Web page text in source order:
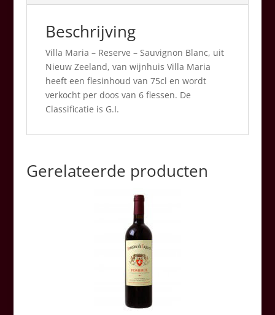
Beschrijving
Villa Maria – Reserve – Sauvignon Blanc, uit
Nieuw Zeeland, van wijnhuis Villa Maria
heeft een flesinhoud van 75cl en wordt
verkocht per doos van 6 flessen. De
Classificatie is G.I.
Gerelateerde producten